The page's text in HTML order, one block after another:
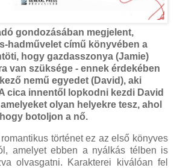
gondozásában megjelent,
hadművelet című könyvében a
hogy gazdasszonya (Jamie)
van szüksége - ennek érdekében
nemű egyedet (David), aki
cica innentől lopkodni kezdi David
olyan helyekre tesz, ahol
botoljon a nő.
történet ez az első könyves
amelyet ebben a nyálkás télben is
olvasgatni. Karakterei kiválóan fel